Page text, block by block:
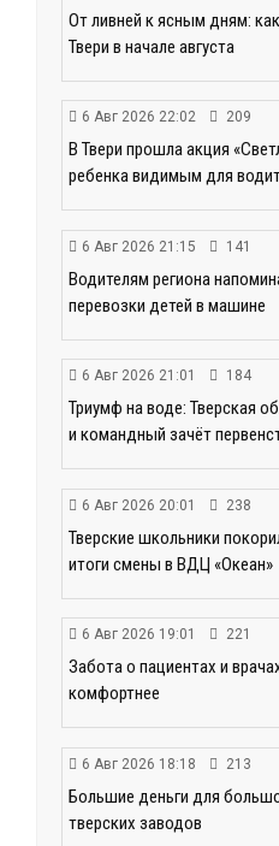
От ливней к ясным дням:
Твери в начале августа
6 Авг 2026 22:02 209
В Твери прошла акция
ребенка видимым для
6 Авг 2026 21:15 141
Водителям региона
перевозки детей в машине
6 Авг 2026 21:01 184
Триумф на воде: Тверская
и командный зачёт
6 Авг 2026 20:01 238
Тверские школьники
итоги смены в ВДЦ «Океан»
6 Авг 2026 19:01 221
Забота о пациентах и
комфортнее
6 Авг 2026 18:18 213
Большие деньги для
тверских заводов